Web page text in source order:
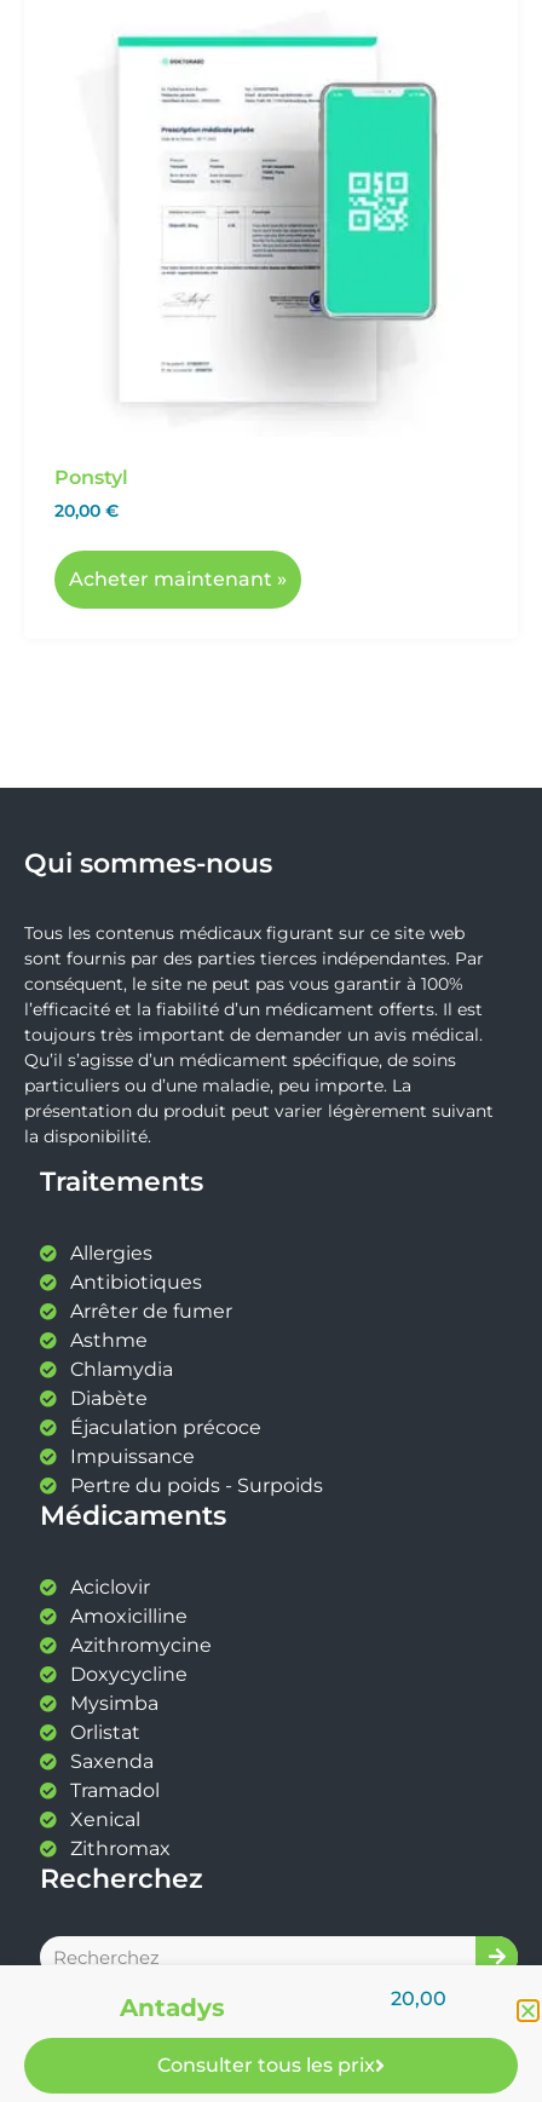
Ponstyl
20,00 €
Acheter maintenant »
Qui sommes-nous
Tous les contenus médicaux figurant sur ce site web
sont fournis par des parties tierces indépendantes. Par
conséquent, le site ne peut pas vous garantir à 100%
l’efficacité et la fiabilité d’un médicament offerts. Il est
toujours très important de demander un avis médical.
Qu’il s’agisse d’un médicament spécifique, de soins
particuliers ou d’une maladie, peu importe. La
présentation du produit peut varier légèrement suivant
la disponibilité.
Traitements
Allergies
Antibiotiques
Arrêter de fumer
Asthme
Chlamydia
Diabète
Éjaculation précoce
Impuissance
Pertre du poids - Surpoids
Médicaments
Aciclovir
Amoxicilline
Azithromycine
Doxycycline
Mysimba
Orlistat
Saxenda
Tramadol
Xenical
Zithromax
Recherchez
2025 DocteurMed
Antadys 20,00
Consulter tous les prix